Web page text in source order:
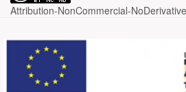
Attribution-NonCommercial-